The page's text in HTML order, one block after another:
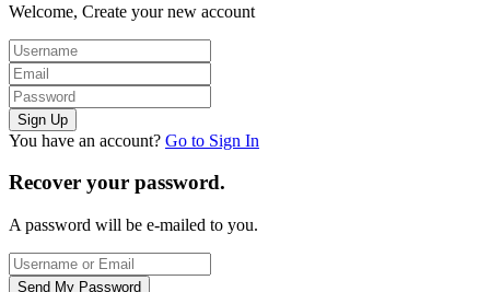
Welcome, Create your new account
You have an account? Go to Sign In
Recover your password.
A password will be e-mailed to you.